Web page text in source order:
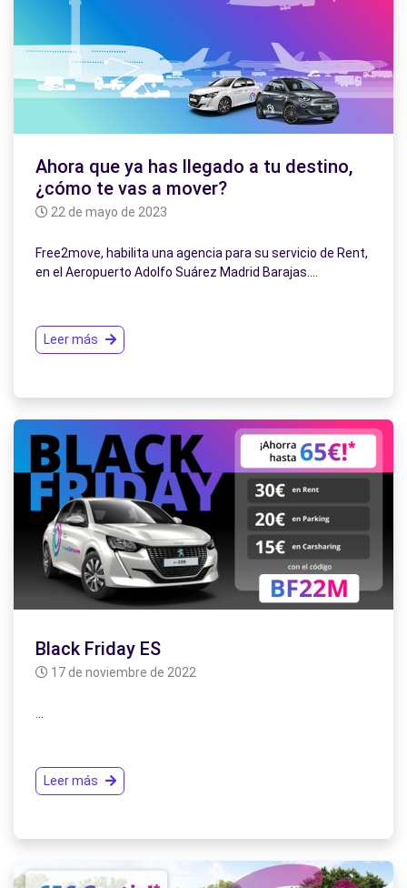
Ahora que ya has llegado a tu destino,
¿cómo te vas a mover?
22 de mayo de 2023
Free2move, habilita una agencia para su servicio de Rent,
en el Aeropuerto Adolfo Suárez Madrid Barajas.…
Leer más
Black Friday ES
17 de noviembre de 2022
…
Leer más